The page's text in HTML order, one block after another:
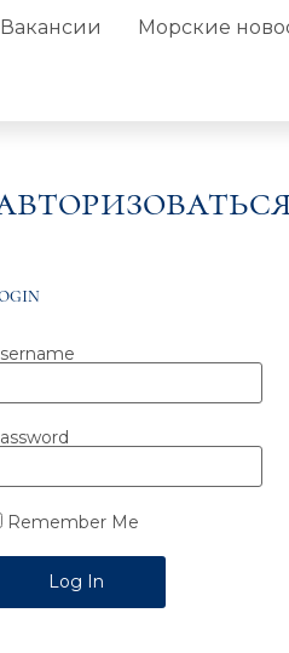
Вакансии Морские
Remember Me